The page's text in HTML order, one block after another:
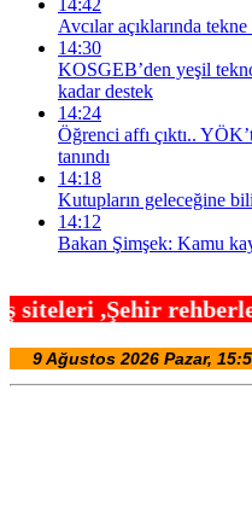
14:42
Avcılar açıklarında tekne
14:30
KOSGEB’den yeşil
kadar destek
14:24
Öğrenci affı çıktı..
tanındı
14:18
Kutupların geleceğine
14:12
Bakan Şimşek: Kamu
rehberleri ,